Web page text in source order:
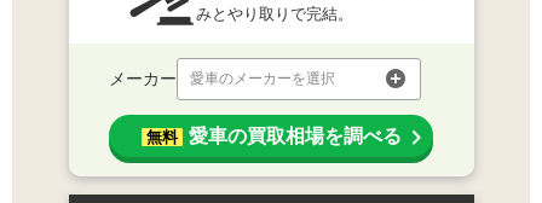
みとやり取りで完結。
メーカー 愛車のメーカーを選択
無料 愛車の買取相場を調べる